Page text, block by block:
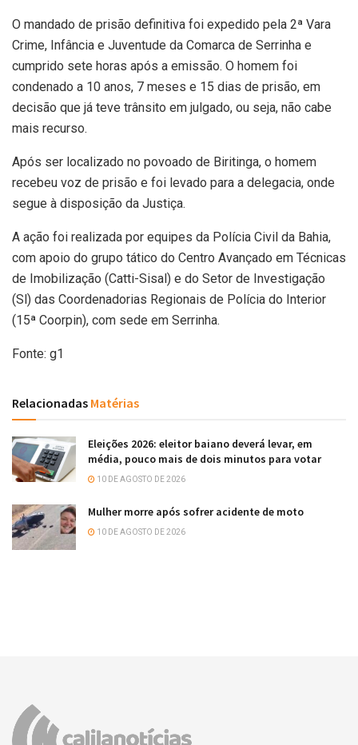
O mandado de prisão definitiva foi expedido pela 2ª Vara
Crime, Infância e Juventude da Comarca de Serrinha e
cumprido sete horas após a emissão. O homem foi
condenado a 10 anos, 7 meses e 15 dias de prisão, em
decisão que já teve trânsito em julgado, ou seja, não cabe
mais recurso.
Após ser localizado no povoado de Biritinga, o homem
recebeu voz de prisão e foi levado para a delegacia, onde
segue à disposição da Justiça.
A ação foi realizada por equipes da Polícia Civil da Bahia,
com apoio do grupo tático do Centro Avançado em Técnicas
de Imobilização (Catti-Sisal) e do Setor de Investigação
(Sl) das Coordenadorias Regionais de Polícia do Interior
(15ª Coorpin), com sede em Serrinha.
Fonte: g1
Relacionadas Matérias
Eleições 2026: eleitor baiano deverá levar, em
média, pouco mais de dois minutos para votar
10 DE AGOSTO DE 2026
Mulher morre após sofrer acidente de moto
10 DE AGOSTO DE 2026